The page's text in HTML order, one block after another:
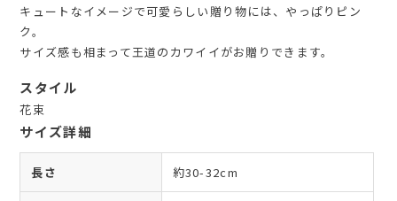
キュートなイメージで可愛らしい贈り物には、やっぱりピン
ク。
サイズ感も相まって王道のカワイイがお贈りできます。
スタイル
花束
サイズ詳細
長さ 約30-32cm